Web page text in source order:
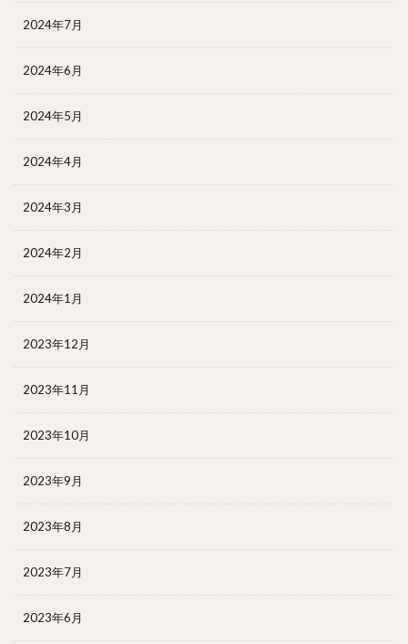
2024年7月
2024年6月
2024年5月
2024年4月
2024年3月
2024年2月
2024年1月
2023年12月
2023年11月
2023年10月
2023年9月
2023年8月
2023年7月
2023年6月